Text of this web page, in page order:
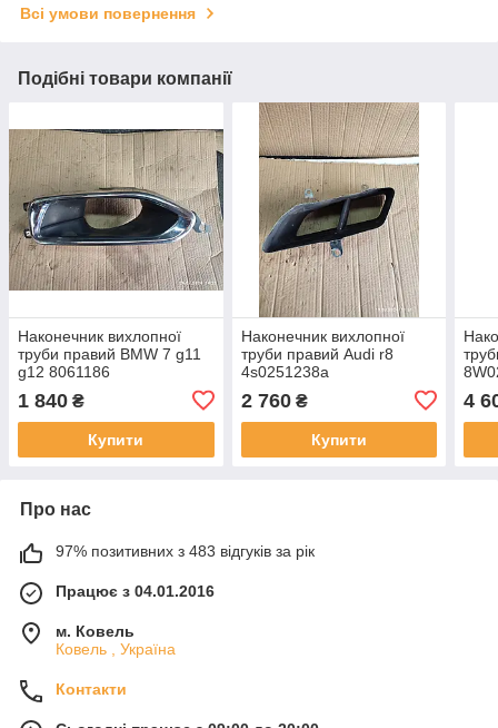
Всі умови повернення
Подібні товари компанії
Наконечник вихлопної
труби правий BMW 7 g11
g12 8061186
1 840 ₴
Купити
Наконечник вихлопної
труби правий Audi r8
4s0251238a
2 760₴
Купити
4
Про нас
97% позитивних з 483 відгуків за рік
Працює з 04.01.2016
м. Ковель
Ковель , Україна
Контакти